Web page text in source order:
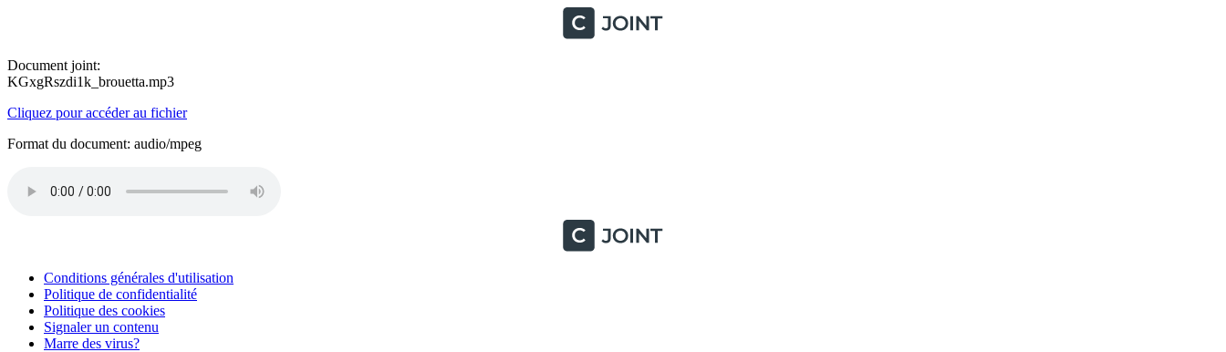
Document joint:
KGxgRszdi1k_brouetta.mp3
Cliquez pour accéder au fichier
Format du document: audio/mpeg
Conditions générales d'utilisation
Politique de confidentialité
Politique des cookies
Signaler un contenu
Marre des virus?